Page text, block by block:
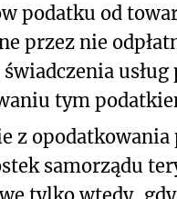
podatku od
przez nie
usług
tym
z
samorządu